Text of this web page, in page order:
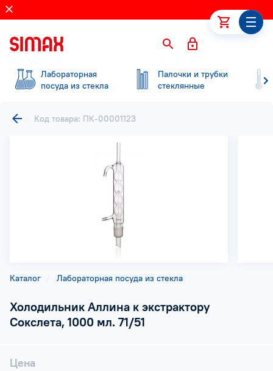
Лабораторная
посуда из стекла
Палочки и трубки
стеклянные
Каталог Лабораторная посуда из стекла
Холодильник Аллина к экстрактору
Сокслета, 1000 мл. 71/51
Цена
Код товара: ПК-00001123